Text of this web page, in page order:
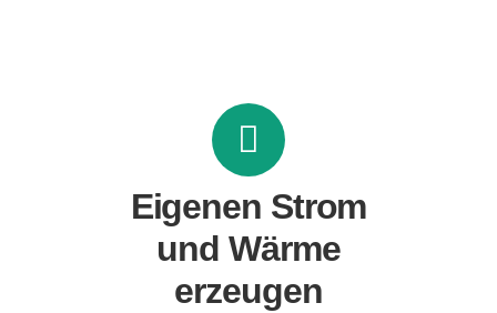
Eigenen Strom
und Wärme
erzeugen